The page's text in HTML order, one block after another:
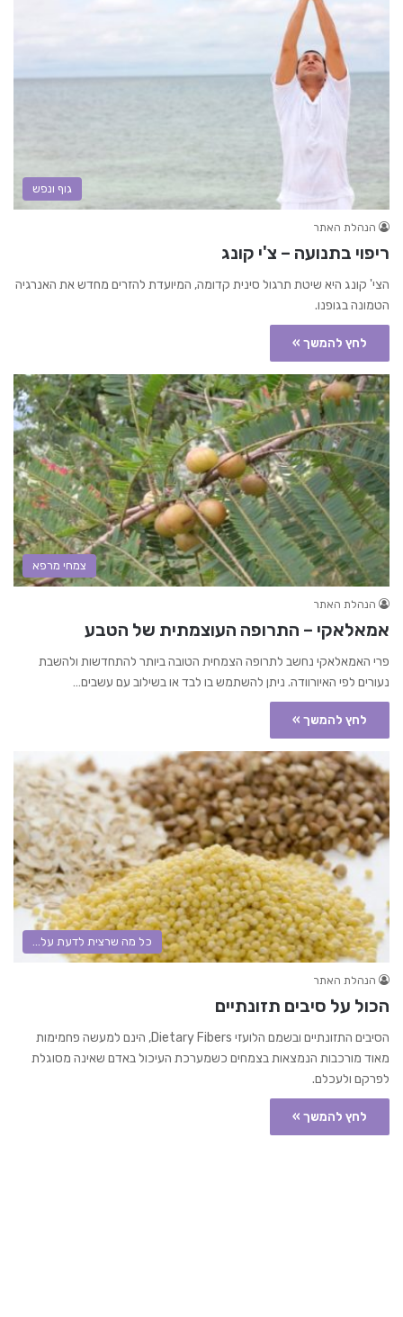
גוף ונפש
הנהלת האתר
ריפוי בתנועה – צ'י קונג
הצי' קונג היא שיטת תרגול סינית קדומה, המיועדת להזרים מחדש את האנרגיה
הטמונה בגופנו.
לחץ להמשך »
צמחי מרפא
הנהלת האתר
אמאלאקי – התרופה העוצמתית של הטבע
פרי האמאלאקי נחשב לתרופה הצמחית הטובה ביותר להתחדשות ולהשבת
נעורים לפי האיורוודה. ניתן להשתמש בו לבד או בשילוב עם עשבים…
לחץ להמשך »
כל מה שרצית לדעת על...
הנהלת האתר
הכול על סיבים תזונתיים
הסיבים התזונתיים ובשמם הלועזי Dietary Fibers, הינם למעשה פחמימות
מאוד מורכבות הנמצאות בצמחים כשמערכת העיכול באדם שאינה מסוגלת
לפרקם ולעכלם.
לחץ להמשך »